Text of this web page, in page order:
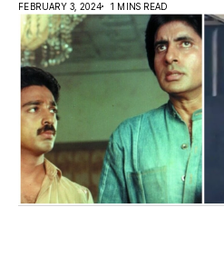
FEBRUARY 3, 2024 1 MINS READ